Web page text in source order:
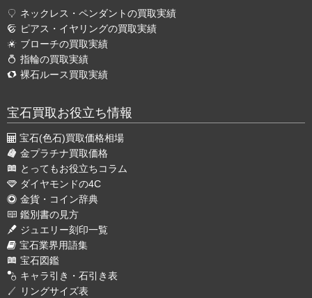
ネックレス・ペンダントの買取実績
ピアス・イヤリングの買取実績
ブローチの買取実績
指輪の買取実績
裸石ルース買取実績
宝石買取お役立ち情報
宝石(色石)買取価格相場
金プラチナ買取価格
とってもお役立ちコラム
ダイヤモンドの4C
金貨・コイン辞典
鑑別書の見方
ジュエリー刻印一覧
宝石業界用語集
宝石図鑑
キャラ引き・石引き表
リングサイズ表